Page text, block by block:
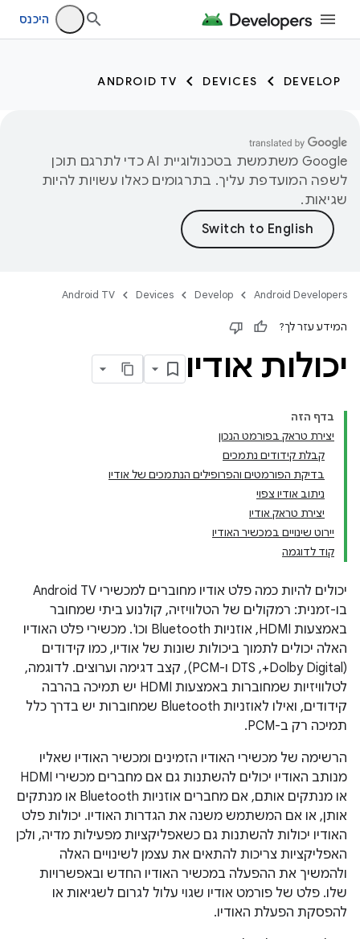
היכנס
DEVELOP
DEVICES
ANDROID TV
‫Google משתמשת בטכנולוגיית AI כדי לתרגם תוכן
לשפה המועדפת עליך. בתרגומים כאלו עשויות להיות
שגיאות.
Android Developers
Develop
Devices
Android TV
המידע עזר לך?
יכולות אודיו
בדף הזה
יצירת טראק בפורמט הנכון
קבלת קידודים נתמכים
בדיקת הפורמטים והפרופילים הנתמכים של אודיו
ניתוב אודיו צפוי
יצירת טראק אודיו
יירוט שינויים במכשיר האודיו
קוד לדוגמה
יכולים להיות כמה פלט אודיו מחוברים למכשירי Android TV
בו-זמנית: רמקולים של הטלוויזיה, קולנוע ביתי שמחובר
באמצעות HDMI, אוזניות Bluetooth וכו'. מכשירי פלט האודיו
האלה יכולים לתמוך ביכולות שונות של אודיו, כמו קידודים
(Dolby Digital+,‏ DTS ו-PCM), קצב דגימה וערוצים. לדוגמה,
לטלוויזיות שמחוברות באמצעות HDMI יש תמיכה בהרבה
קידודים, ואילו לאוזניות Bluetooth שמחוברות יש בדרך כלל
תמיכה רק ב-PCM.
הרשימה של מכשירי האודיו הזמינים ומכשיר האודיו שאליו
מנותב האודיו יכולים להשתנות גם אם מחברים מכשירי HDMI
או מנתקים אותם, אם מחברים אוזניות Bluetooth או מנתקים
אותן, או אם המשתמש משנה את הגדרות האודיו. יכולות פלט
האודיו יכולות להשתנות גם כשאפליקציות מפעילות מדיה, ולכן
האפליקציות צריכות להתאים את עצמן לשינויים האלה
ולהמשיך את ההפעלה במכשיר האודיו החדש ובאפשרויות
שלו. פלט של פורמט אודיו שגוי עלול לגרום לשגיאות או
להפסקת הפעלת האודיו.